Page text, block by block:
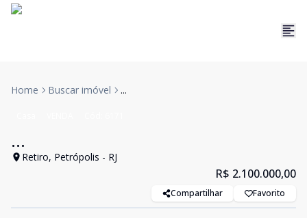
Home Buscar imóvel ...
...
Retiro, Petrópolis - RJ
R$ 2.100.000,00
Compartilhar Favorito